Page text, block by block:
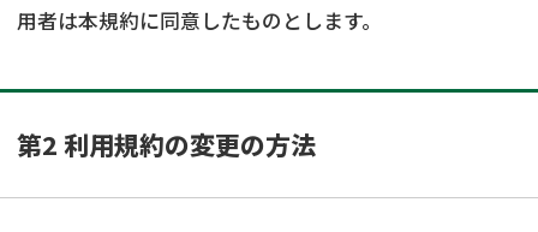
家族信託
贈与税
相続人調査
遺産分割
不動産の相続
相続登記
用者は本規約に同意したものとします。
第2 利用規約の変更の方法